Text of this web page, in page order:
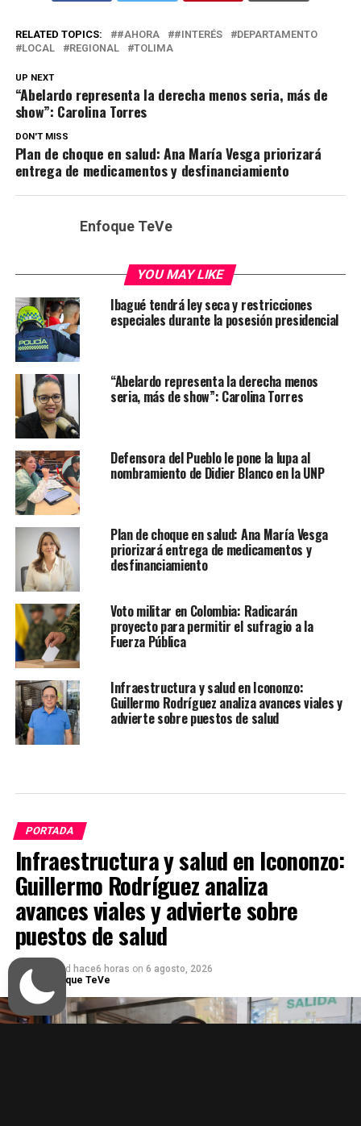
RELATED TOPICS: #AHORA #INTERÉS
DEPARTAMENTO
LOCAL
REGIONAL TOLIMA
UP NEXT
“Abelardo representa la derecha menos seria, más de
show”: Carolina Torres
DON'T MISS
Plan de choque en salud: Ana María Vesga priorizará
entrega de medicamentos y desfinanciamiento
Enfoque TeVe
YOU MAY LIKE
Ibagué tendrá ley seca y restricciones
especiales durante la posesión presidencial
“Abelardo representa la derecha menos
seria, más de show”: Carolina Torres
Defensora del Pueblo le pone la lupa al
nombramiento de Didier Blanco en la UNP
Plan de choque en salud: Ana María Vesga
priorizará entrega de medicamentos y
desfinanciamiento
Voto militar en Colombia: Radicarán
proyecto para permitir el sufragio a la
Fuerza Pública
Infraestructura y salud en Icononzo:
Guillermo Rodríguez analiza avances viales y
advierte sobre puestos de salud
PORTADA
Infraestructura y salud en Icononzo:
Guillermo Rodríguez analiza
avances viales y advierte sobre
puestos de salud
Published hace6 horas on 6 agosto, 2026
Por
Enfoque TeVe